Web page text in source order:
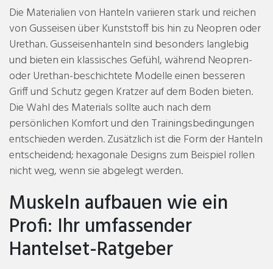
Die Materialien von Hanteln variieren stark und reichen
von Gusseisen über Kunststoff bis hin zu Neopren oder
Urethan. Gusseisenhanteln sind besonders langlebig
und bieten ein klassisches Gefühl, während Neopren-
oder Urethan-beschichtete Modelle einen besseren
Griff und Schutz gegen Kratzer auf dem Boden bieten.
Die Wahl des Materials sollte auch nach dem
persönlichen Komfort und den Trainingsbedingungen
entschieden werden. Zusätzlich ist die Form der Hanteln
entscheidend; hexagonale Designs zum Beispiel rollen
nicht weg, wenn sie abgelegt werden.
Muskeln aufbauen wie ein
Profi: Ihr umfassender
Hantelset-Ratgeber